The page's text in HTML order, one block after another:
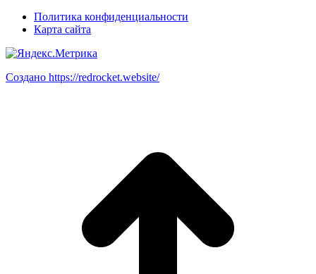
Политика конфиденциальности
Карта сайта
Создано https://redrocket.website/